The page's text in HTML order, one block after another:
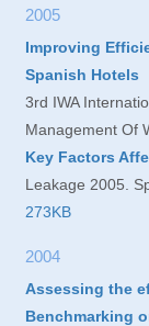
2005
Improving
Spanish Hotels
3rd IWA
Management Of
Key Factors
Leakage 2005.
273KB
2004
Assessing the
Benchmarking